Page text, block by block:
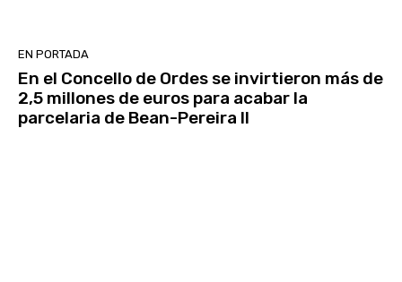
EN PORTADA
En el Concello de Ordes se invirtieron más de
2,5 millones de euros para acabar la
parcelaria de Bean-Pereira II